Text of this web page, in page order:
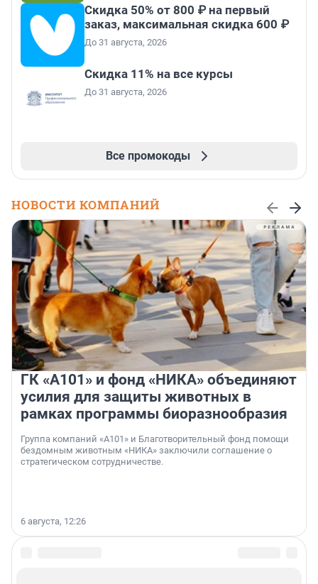
Скидка 50% от 800 ₽ на первый
заказ, максимальная скидка 600 ₽
До 31 августа, 2026
Скидка 11% на все курсы
До 31 августа, 2026
Все промокоды
НОВОСТИ КОМПАНИЙ
ГК «А101» и фонд «НИКА» объединяют
усилия для защиты животных в
рамках программы биоразнообразия
Группа компаний «А101» и Благотворительный фонд помощи
бездомным животным «НИКА» заключили соглашение о
стратегическом сотрудничестве.
6 августа, 12:26